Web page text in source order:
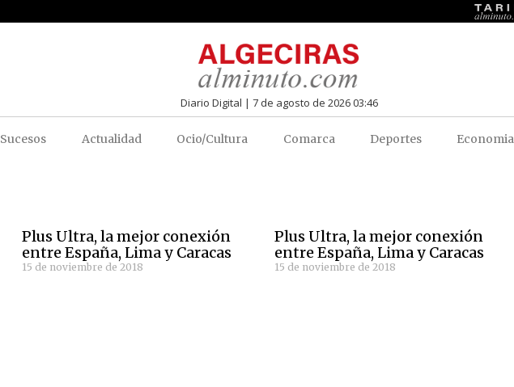
Diario Digital | 7 de agosto de 2026 03:46
Sucesos Actualidad Ocio/Cultura Comarca Deportes Economia
Plus Ultra, la mejor conexión
entre España, Lima y Caracas
15 de noviembre de 2018
Plus Ultra, la mejor conexión
entre España, Lima y Caracas
15 de noviembre de 2018